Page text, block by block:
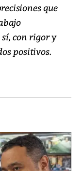
que
con rigor y
positivos.